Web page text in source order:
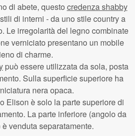
di abete, questo credenza shabby
di interni - da uno stile country a
Le irregolarità del legno combinate
verniciato presentano un mobile
di charme.
può essere utilizzata da sola, posta
Sulla superficie superiore ha
nera opaca.
Elison è solo la parte superiore di
La parte inferiore (angolo da
venduta separatamente.